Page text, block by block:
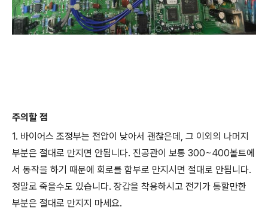
주의할 점
1. 바이어스 조정부는 전압이 낮아서 괜찮은데, 그 이외의 나머지
부분은 절대로 만지면 안됩니다. 진공관이 보통 300~400볼트에
서 동작을 하기 때문에 회로를 함부로 만지시면 절대로 안됩니다.
정말로 죽을수도 있습니다. 장갑을 착용하시고 전기가 통할만한
부분은 절대로 만지지 마세요.